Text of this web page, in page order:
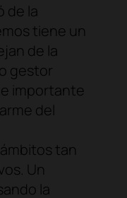
de la
tiene un
de la
gestor
importante
del
tan
Un
la